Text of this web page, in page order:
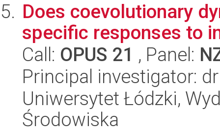
Does coevolutionary
specific responses to
Call: OPUS 21 , Panel:
Principal investigator:
Uniwersytet Łódzki,
Środowiska